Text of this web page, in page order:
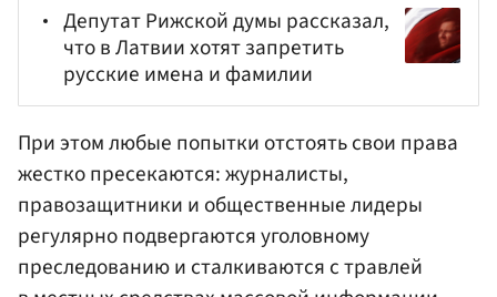
Депутат Рижской думы рассказал,
что в Латвии хотят запретить
русские имена и фамилии
При этом любые попытки отстоять свои права
жестко пресекаются: журналисты,
правозащитники и общественные лидеры
регулярно подвергаются уголовному
преследованию и сталкиваются с травлей